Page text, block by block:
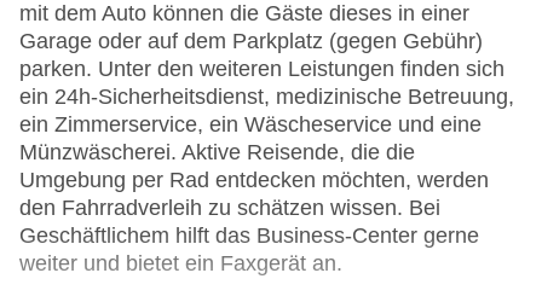
mit dem Auto können die Gäste dieses in einer
Garage oder auf dem Parkplatz (gegen Gebühr)
parken. Unter den weiteren Leistungen finden sich
ein 24h-Sicherheitsdienst, medizinische Betreuung,
ein Zimmerservice, ein Wäscheservice und eine
Münzwäscherei. Aktive Reisende, die die
Umgebung per Rad entdecken möchten, werden
den Fahrradverleih zu schätzen wissen. Bei
Geschäftlichem hilft das Business-Center gerne
weiter und bietet ein Faxgerät an.